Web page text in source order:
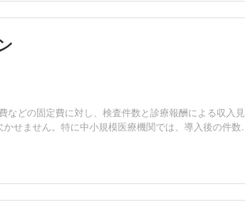
どの固定費に対し、検査件数と診療報酬による収入見
せません。特に中小規模医療機関では、導入後の件数が